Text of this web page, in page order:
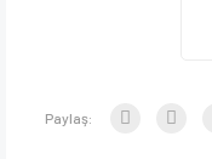
Paylaş: